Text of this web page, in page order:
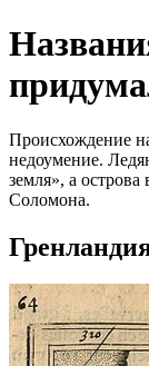
Происхождение
недоумение.
земля», а
Соломона.